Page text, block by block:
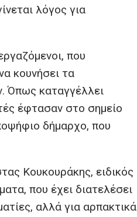
λόγος για
που
κουνήσει τα
Όπως καταγγέλλει
έφτασαν στο σημείο
δήμαρχο, που
Κουκουράκης, ειδικός
που έχει διατελέσει
αλλά για αρπακτικά